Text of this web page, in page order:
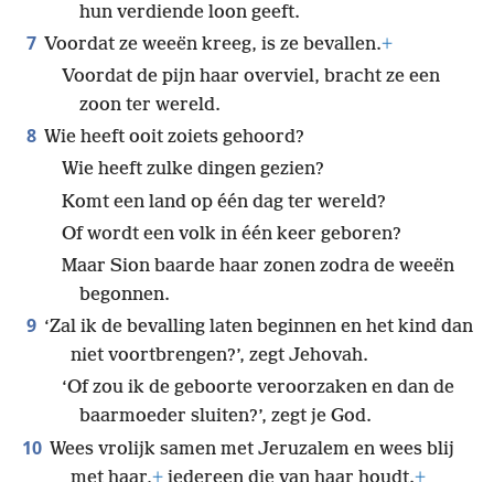
hun verdiende loon geeft.
7 Voordat ze weeën kreeg, is ze bevallen.+
Voordat de pijn haar overviel, bracht ze een
zoon ter wereld.
8 Wie heeft ooit zoiets gehoord?
Wie heeft zulke dingen gezien?
Komt een land op één dag ter wereld?
Of wordt een volk in één keer geboren?
Maar Sion baarde haar zonen zodra de weeën
begonnen.
9 ‘Zal ik de bevalling laten beginnen en het kind dan
niet voortbrengen?’, zegt Jehovah.
‘Of zou ik de geboorte veroorzaken en dan de
baarmoeder sluiten?’, zegt je God.
10 Wees vrolijk samen met Jeruzalem en wees blij
met haar,+ iedereen die van haar houdt.+